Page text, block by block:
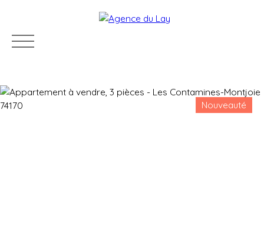
Nouveauté